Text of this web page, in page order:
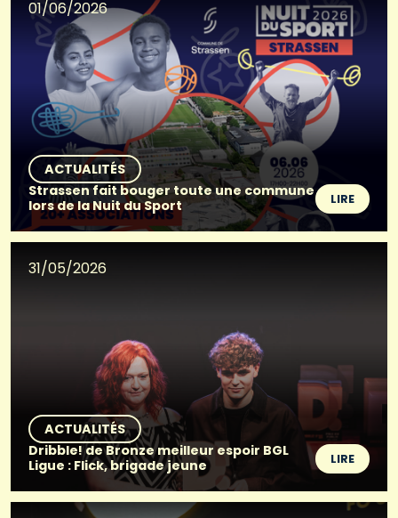
01/06/2026
ACTUALITÉS
Strassen fait bouger toute une commune
lors de la Nuit du Sport
LIRE
31/05/2026
ACTUALITÉS
Dribble! de Bronze meilleur espoir BGL
Ligue : Flick, brigade jeune
LIRE